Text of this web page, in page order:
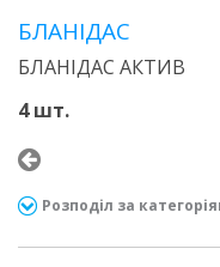
БЛАНІДАС
БЛАНІДАС АКТИВ
4 шт.
Розподіл за